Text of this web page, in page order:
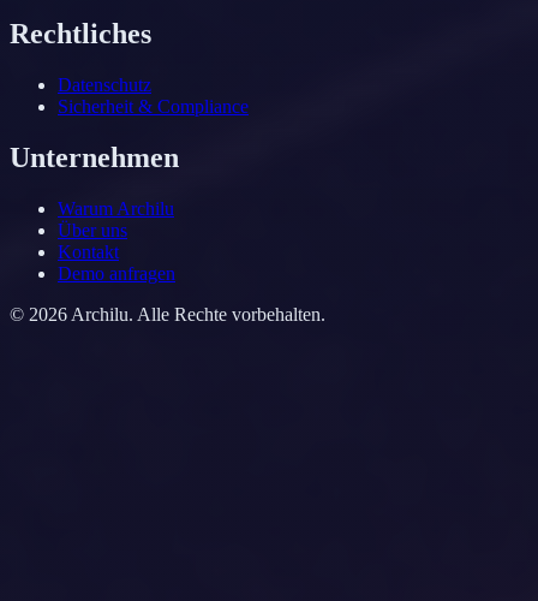
Rechtliches
Datenschutz
Sicherheit & Compliance
Unternehmen
Warum Archilu
Über uns
Kontakt
Demo anfragen
© 2026 Archilu. Alle Rechte vorbehalten.